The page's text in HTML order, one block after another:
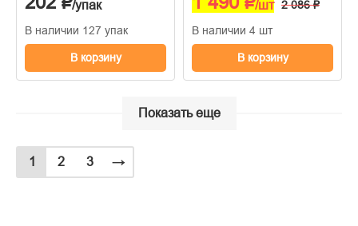
/упак
В наличии 127 упак
В корзину
/шт 2 086 ₽
В наличии 4 шт
В корзину
Показать еще
1 2 3 →